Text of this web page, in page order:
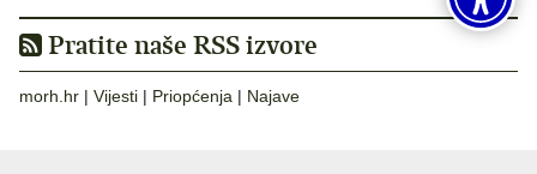
Pratite naše RSS izvore
morh.hr | Vijesti | Priopćenja | Najave